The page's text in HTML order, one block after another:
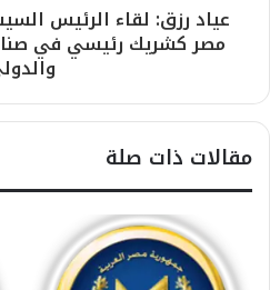
عياد رزق: لقاء الرئيس
مصر كشريك رئيسي في
مقالات ذات صلة